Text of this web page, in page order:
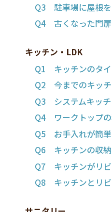
Q3 駐車場に屋根を
Q4 古くなった門扉
キッチン・LDK
Q1 キッチンのタイ
Q2 今までのキッチ
Q3 システムキッチ
Q4 ワークトップの
Q5 お手入れが簡単
Q6 キッチンの収納
Q7 キッチンがリビ
Q8 キッチンとリビ